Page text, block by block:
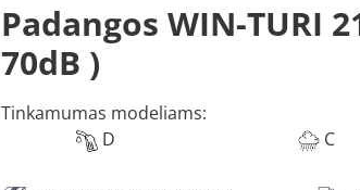
Padangos WIN-TURI
70dB )
Tinkamumas modeliams:
D
C